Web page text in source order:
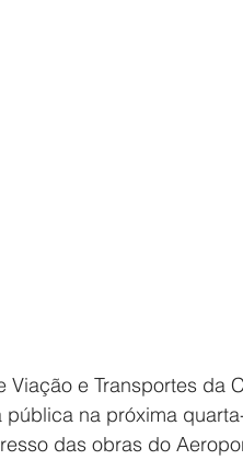
Viação e Transportes da
pública na próxima
das obras do